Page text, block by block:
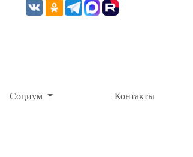
Социум Контакты